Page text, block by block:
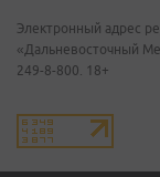
Электронный адрес
«Дальневосточный
249-8-800. 18+